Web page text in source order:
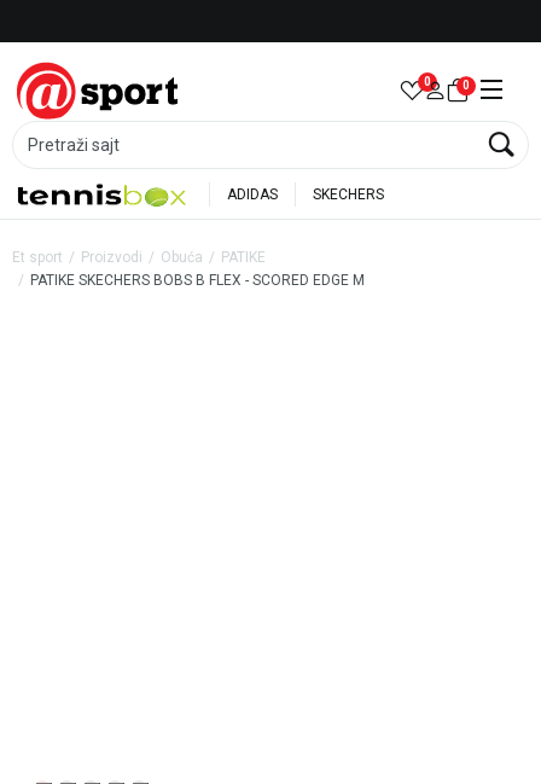
Pretraži sajt
0 0
ADIDAS SKECHERS
Et sport Proizvodi Obuća
PATIKE
PATIKE SKECHERS BOBS B FLEX - SCORED EDGE M